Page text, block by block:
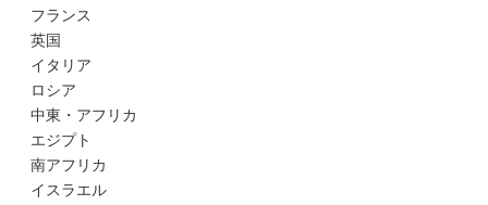
フランス
英国
イタリア
ロシア
中東・アフリカ
エジプト
南アフリカ
イスラエル